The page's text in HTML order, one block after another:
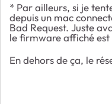
* Par ailleurs, si je
depuis un mac
Bad Request. Juste
le firmware affiché est
En dehors de ça, le